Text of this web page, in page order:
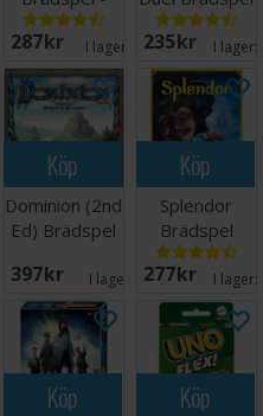
20+
Svensk
287 SEK I lager: 18
- Svensk
235 SEK I lager:
1
Köp
Dominion (2nd
Ed) Brädspel
397 SEK I lager: 1
Köp
Splendor
Brädspel
277 SEK I lager:
Köp Köp